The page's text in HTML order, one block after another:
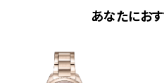
あなたにお